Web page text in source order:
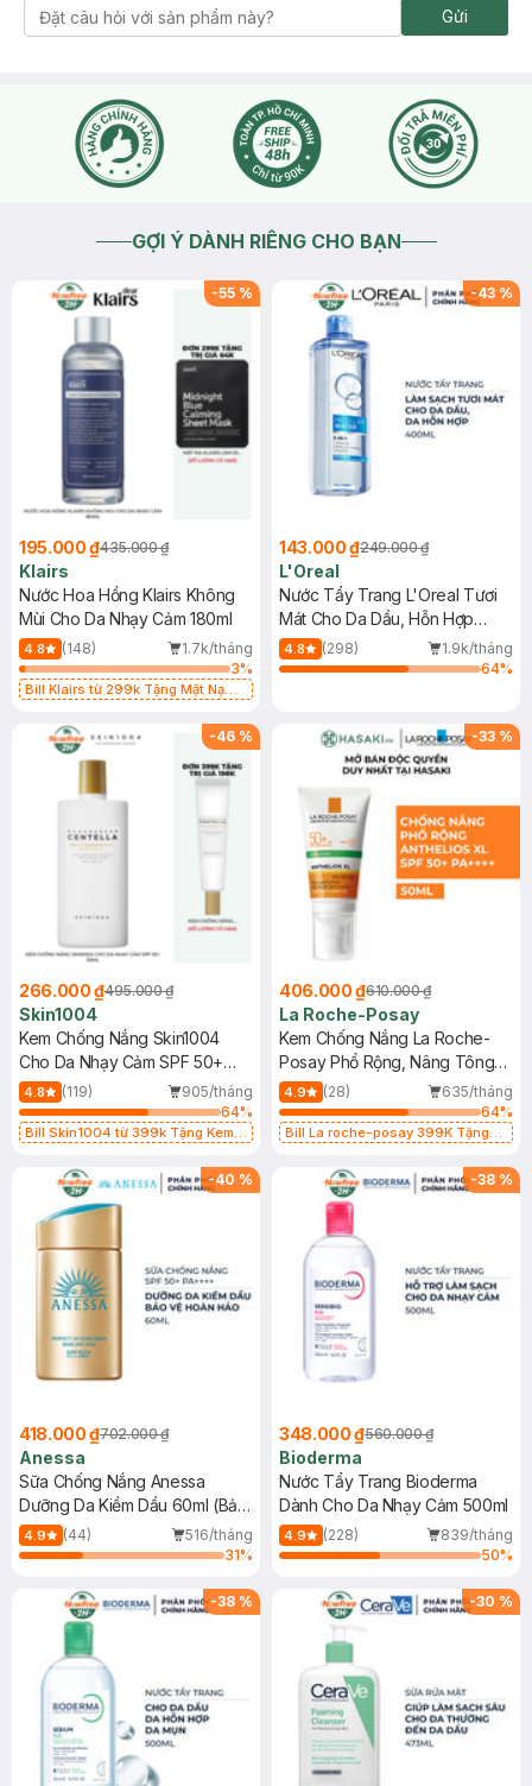
Gửi
GỢI Ý DÀNH RIÊNG CHO BẠN
-55 %
195.000 ₫435.000 ₫
Klairs
Nước Hoa Hồng Klairs Không
Mùi Cho Da Nhạy Cảm 180ml
4.8 (148)
1.7k/tháng
3%
Bill Klairs từ 299k Tặng Mặt Nạ
25ml (SL Có Hạn)
-43 %
143.000 ₫249.000 ₫
L'Oreal
Nước Tẩy Trang L'Oreal Tươi
Mát Cho Da Dầu, Hỗn Hợp
400ml
4.8 (298)
1.9k/tháng
64%
-46 %
266.000 ₫495.000 ₫
Skin1004
Kem Chống Nắng Skin1004
Cho Da Nhạy Cảm SPF 50+
50ml
4.8 (119)
905/tháng
64%
Bill Skin1004 từ 399k Tặng Kem
SPF 50+ 20ml (SL Có Hạn)
-33 %
406.000 ₫610.000 ₫
La Roche-Posay
Kem Chống Nắng La Roche-
Posay Phổ Rộng, Nâng Tông
Kiềm Dầu 50ml
4.9 (28)
635/tháng
64%
Bill La roche-posay 399K Tặng
(SL có hạn)
-40 %
418.000 ₫702.000 ₫
Anessa
Sữa Chống Nắng Anessa
Dưỡng Da Kiềm Dầu 60ml (Bản
Mới)
4.9 (44)
516/tháng
31%
-38 %
348.000 ₫560.000 ₫
Bioderma
Nước Tẩy Trang Bioderma
Dành Cho Da Nhạy Cảm 500ml
4.9 (228)
839/tháng
50%
-38 % -30 %